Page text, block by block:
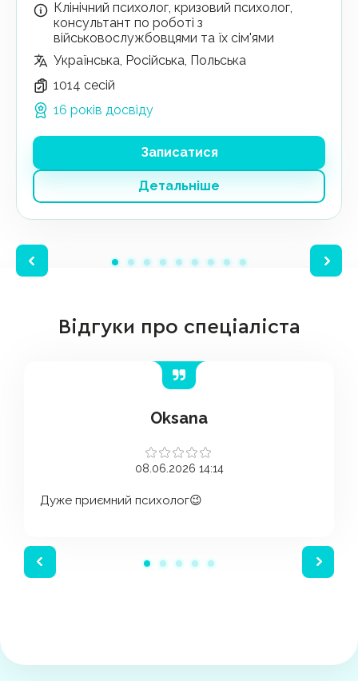
Клінічний психолог, кризовий психолог,
консультант по роботі з
військовослужбовцями та їх сім'ями
Українська, Російська, Польська
1014 сесій
16 років досвіду
Детальніше
Записатися
Відгуки про спеціаліста
Oksana
08.06.2026 14:14
Дуже приємний психолог😉